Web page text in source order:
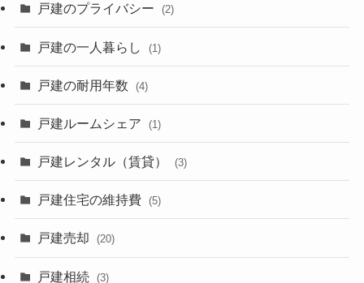
戸建のプライバシー (2)
戸建の一人暮らし (1)
戸建の耐用年数 (4)
戸建ルームシェア (1)
戸建レンタル（賃貸） (3)
戸建住宅の維持費 (5)
戸建売却 (20)
戸建相続 (3)